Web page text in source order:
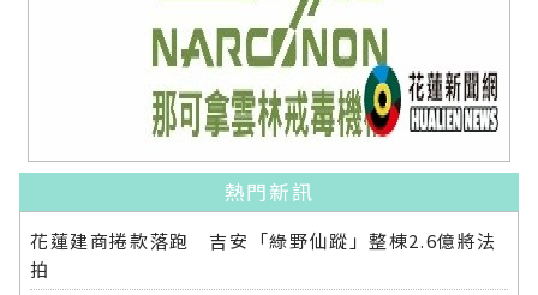
熱門新訊
花蓮建商捲款落跑 吉安「綠野仙蹤」整棟2.6億將法
拍